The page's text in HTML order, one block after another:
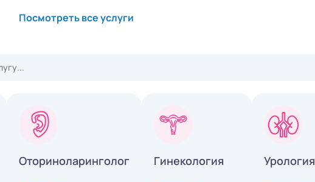
Посмотреть все услуги
Оториноларинголог Гинекология Урология